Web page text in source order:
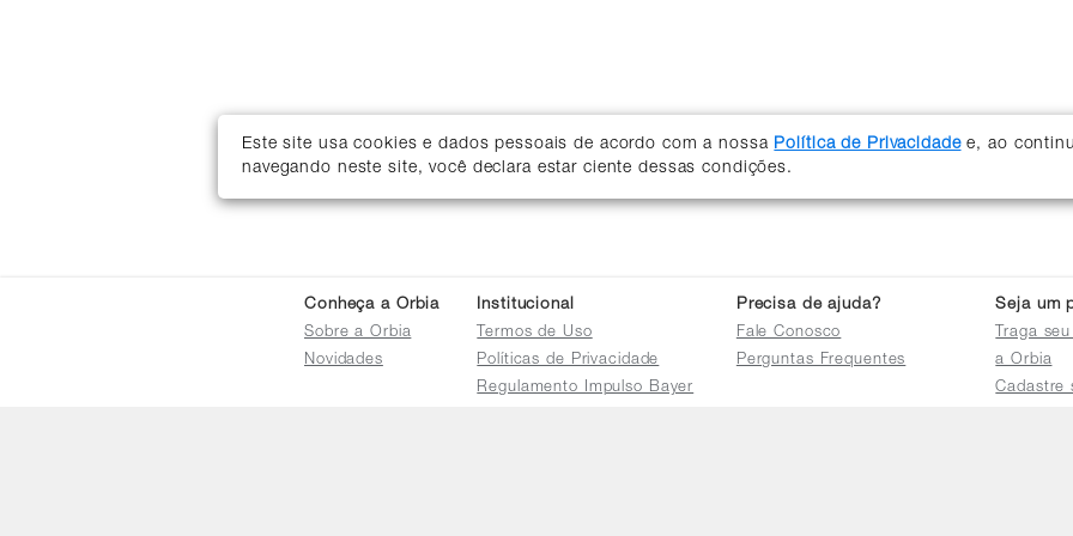
Este site usa cookies e dados pessoais de acordo com a nossa Política de Privacidadee, ao
navegando neste site, você declara estar ciente dessas condições.
Conheça a Orbia
Sobre a Orbia
Novidades
Institucional
Termos de Uso
Políticas de Privacidade
Regulamento Impulso Bayer
Precisa de ajuda?
Fale Conosco
Perguntas Frequentes
Seja um
Traga
a Orbia
Cadastre